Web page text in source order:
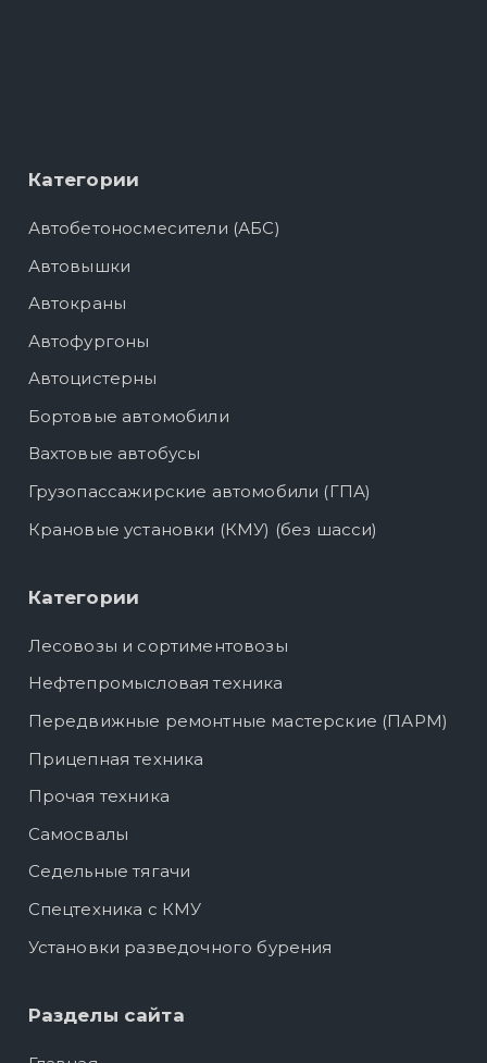
Категории
Автобетоносмесители (АБС)
Автовышки
Автокраны
Автофургоны
Автоцистерны
Бортовые автомобили
Вахтовые автобусы
Грузопассажирские автомобили (ГПА)
Крановые установки (КМУ) (без шасси)
Категории
Лесовозы и сортиментовозы
Нефтепромысловая техника
Передвижные ремонтные мастерские (ПАРМ)
Прицепная техника
Прочая техника
Самосвалы
Седельные тягачи
Спецтехника с КМУ
Установки разведочного бурения
Разделы сайта